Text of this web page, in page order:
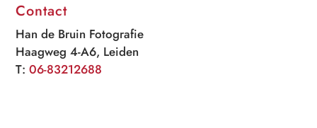
Contact
Han de Bruin Fotografie
Haagweg 4-A6, Leiden
T:06-83212688